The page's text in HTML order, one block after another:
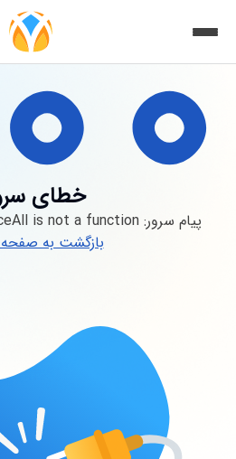
خطای
پیام سرور: is not a function
بازگشت به